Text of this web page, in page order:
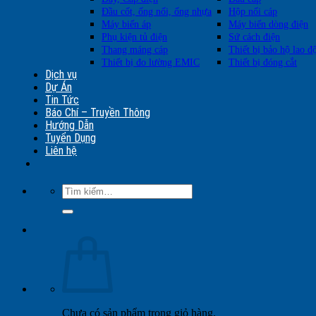
Đầu cốt, ống nối, ống nhựa
Hộp nối cáp
Máy biến áp
Máy biến dòng điện
Phụ kiện tủ điện
Sứ cách điện
Thang máng cáp
Thiết bị bảo hộ lao
Thiết bị đo lường EMIC
Thiết bị đóng cắt
Dịch vụ
Dự Án
Tin Tức
Báo Chí – Truyền Thông
Hướng Dẫn
Tuyển Dụng
Liên hệ
Tìm
kiếm:
Chưa có sản phẩm trong giỏ hàng.